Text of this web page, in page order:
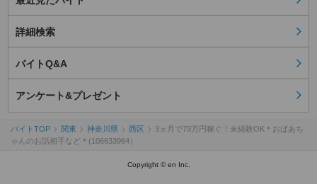
詳細検索
バイトQ&A
アンケート&プレゼント
バイトTOP 関東 神奈川県 西区
3ヵ月で79万円稼ぐ！未経験OK＊おばあち
ゃんのお話相手など＊(106633964）
Copyright © en Inc.